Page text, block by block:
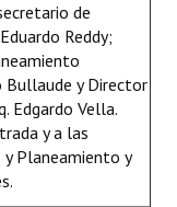
de
Reddy;
Bullaude y Director
Edgardo Vella.
y a las
y Planeamiento y